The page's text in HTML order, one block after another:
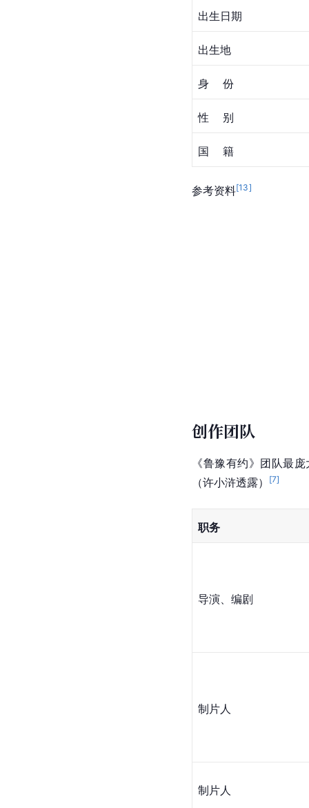
出生日期
出生地
身    份
性    别
国    籍
参考资料[13]
创作团队
《鲁豫有约》团队最
（许小浒透露）
[7]
职务
导演、编剧
制片人
制片人